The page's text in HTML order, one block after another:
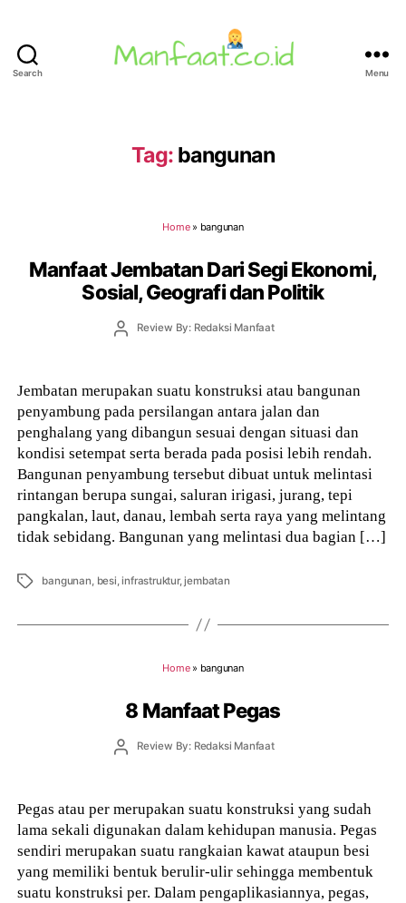
Search Menu
Tag: bangunan
Home» bangunan
Manfaat Jembatan Dari Segi Ekonomi,
Sosial, Geografi dan Politik
PostReview By: Redaksi Manfaat
Jembatan merupakan suatu konstruksi atau bangunan
penyambung pada persilangan antara jalan dan
penghalang yang dibangun sesuai dengan situasi dan
kondisi setempat serta berada pada posisi lebih rendah.
Bangunan penyambung tersebut dibuat untuk melintasi
rintangan berupa sungai, saluran irigasi, jurang, tepi
pangkalan, laut, danau, lembah serta raya yang melintang
tidak sebidang. Bangunan yang melintasi dua bagian […]
Tags bangunan, besi, infrastruktur, jembatan
Home» bangunan
8 Manfaat Pegas
PostReview By: Redaksi Manfaat
Pegas atau per merupakan suatu konstruksi yang sudah
lama sekali digunakan dalam kehidupan manusia. Pegas
sendiri merupakan suatu rangkaian kawat ataupun besi
yang memiliki bentuk berulir-ulir sehingga membentuk
suatu konstruksi per. Dalam pengaplikasiannya, pegas,